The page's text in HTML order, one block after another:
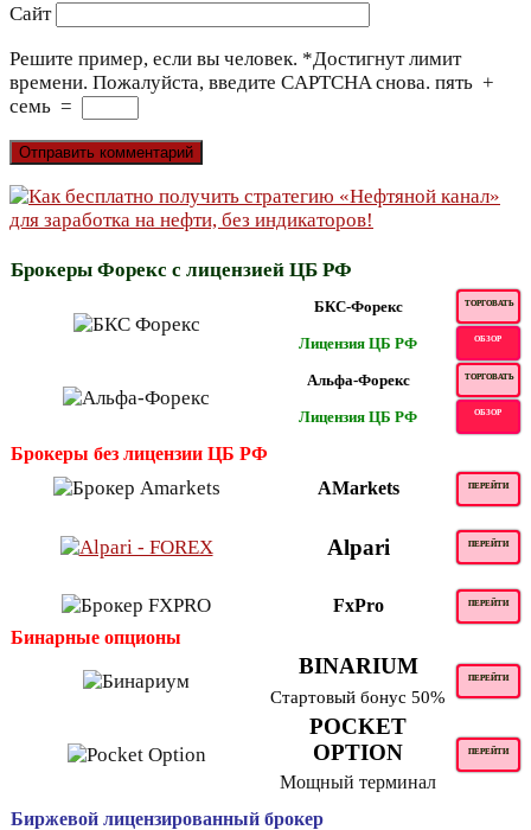
Сайт
Решите пример, если вы человек. *Достигнут лимит
времени. Пожалуйста, введите CAPTCHA снова. пять +
семь =
Брокеры Форекс с лицензией ЦБ РФ
БКС-Форекс ТОРГОВАТЬ
Лицензия ЦБ РФ ОБЗОР
Альфа-Форекс ТОРГОВАТЬ
Лицензия ЦБ РФ ОБЗОР
Брокеры без лицензии ЦБ РФ
AMarkets
ПЕРЕЙТИ
Alpari ПЕРЕЙТИ
FxPro ПЕРЕЙТИ
Бинарные опционы
BINARIUM ПЕРЕЙТИ
Стартовый бонус 50%
POCKET
OPTION
ПЕРЕЙТИ
Мощный терминал
Биржевой лицензированный брокер